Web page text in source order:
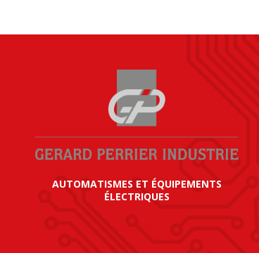
AUTOMATISMES ET ÉQUIPEMENTS
ÉLECTRIQUES